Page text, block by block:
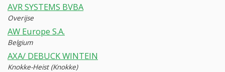
AVR SYSTEMS BVBA
Overijse
AW Europe S.A.
Belgium
AXA/ DEBUCK WINTEIN
Knokke-Heist (Knokke)